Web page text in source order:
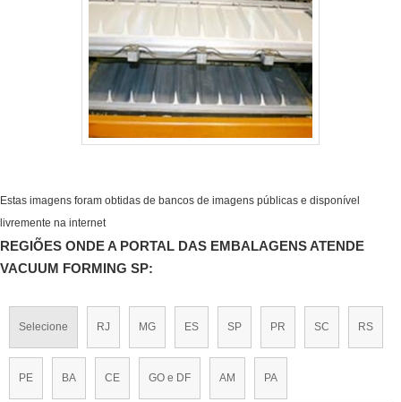
Estas imagens foram obtidas de bancos de imagens públicas e disponível
livremente na internet
REGIÕES ONDE A PORTAL DAS EMBALAGENS ATENDE
VACUUM FORMING SP:
Selecione RJ MG ES SP PR SC RS
PE BA CE GO e DF AM PA